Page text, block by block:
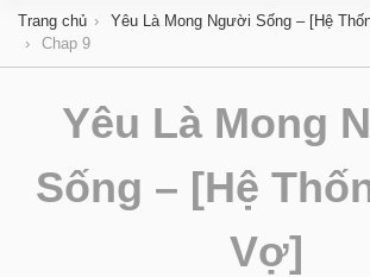
Trang chủ
Yêu Là Mong Người Sống – [Hệ
Chap 9
Yêu Là Mong
Sống – [Hệ
Vợ]